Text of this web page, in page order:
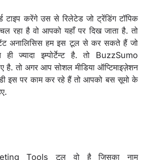
टाइप करेंगे उस से रिलेटेड जो ट्रेंडिंग टॉपिक
रहा है वो आपको यहाँ पर दिख जाता है. तो
अनालिसिस हम इस टूल से कर सकते हैं जो
ज्यादा इम्पोर्टेन्ट है. तो BuzzSumo
है. तो अगर आप सोशल मीडिया ऑप्टिमाइज़ेशन
इस पर काम कर रहे हैं तो आपको बस सूमो के
Tools टूल वो है जिसका नाम